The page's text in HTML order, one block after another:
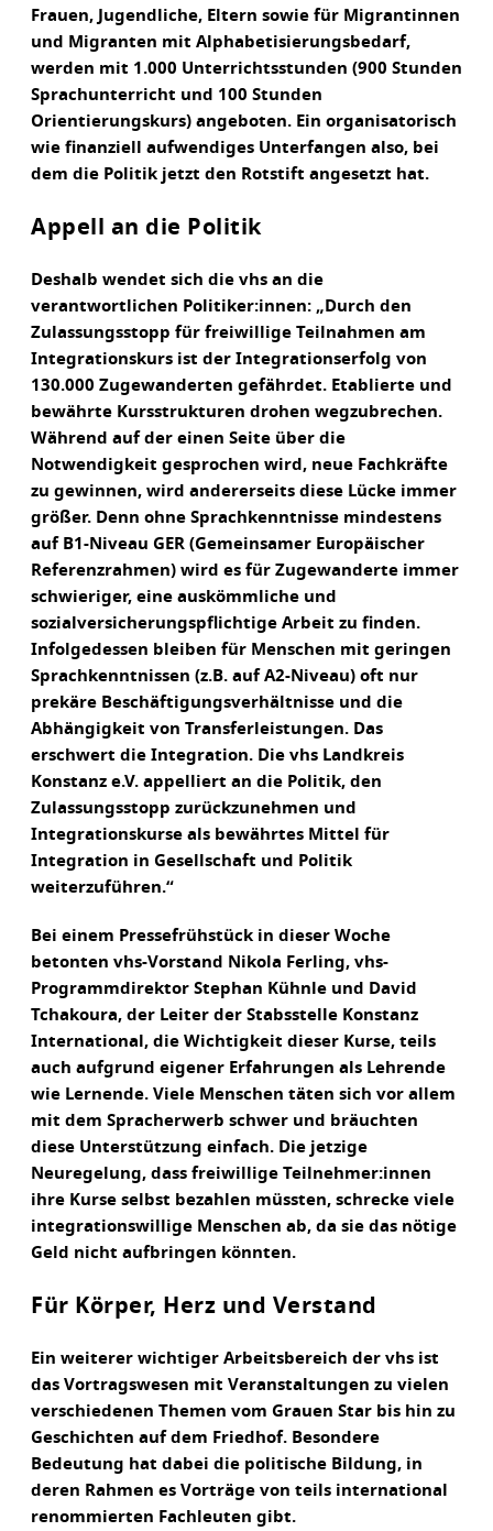
Frauen, Jugendliche, Eltern sowie für Migrantinnen
und Migranten mit Alphabetisierungsbedarf,
werden mit 1.000 Unterrichtsstunden (900 Stunden
Sprachunterricht und 100 Stunden
Orientierungskurs) angeboten. Ein organisatorisch
wie finanziell aufwendiges Unterfangen also, bei
dem die Politik jetzt den Rotstift angesetzt hat.
Appell an die Politik
Deshalb wendet sich die vhs an die
verantwortlichen Politiker:innen: „Durch den
Zulassungsstopp für freiwillige Teilnahmen am
Integrationskurs ist der Integrationserfolg von
130.000 Zugewanderten gefährdet. Etablierte und
bewährte Kursstrukturen drohen wegzubrechen.
Während auf der einen Seite über die
Notwendigkeit gesprochen wird, neue Fachkräfte
zu gewinnen, wird andererseits diese Lücke immer
größer. Denn ohne Sprachkenntnisse mindestens
auf B1-Niveau GER (Gemeinsamer Europäischer
Referenzrahmen) wird es für Zugewanderte immer
schwieriger, eine auskömmliche und
sozialversicherungspflichtige Arbeit zu finden.
Infolgedessen bleiben für Menschen mit geringen
Sprachkenntnissen (z.B. auf A2-Niveau) oft nur
prekäre Beschäftigungsverhältnisse und die
Abhängigkeit von Transferleistungen. Das
erschwert die Integration. Die vhs Landkreis
Konstanz e.V. appelliert an die Politik, den
Zulassungsstopp zurückzunehmen und
Integrationskurse als bewährtes Mittel für
Integration in Gesellschaft und Politik
weiterzuführen.“
Bei einem Pressefrühstück in dieser Woche
betonten vhs-Vorstand Nikola Ferling, vhs-
Programmdirektor Stephan Kühnle und David
Tchakoura, der Leiter der Stabsstelle Konstanz
International, die Wichtigkeit dieser Kurse, teils
auch aufgrund eigener Erfahrungen als Lehrende
wie Lernende. Viele Menschen täten sich vor allem
mit dem Spracherwerb schwer und bräuchten
diese Unterstützung einfach. Die jetzige
Neuregelung, dass freiwillige Teilnehmer:innen
ihre Kurse selbst bezahlen müssten, schrecke viele
integrationswillige Menschen ab, da sie das nötige
Geld nicht aufbringen könnten.
Für Körper, Herz und Verstand
Ein weiterer wichtiger Arbeitsbereich der vhs ist
das Vortragswesen mit Veranstaltungen zu vielen
verschiedenen Themen vom Grauen Star bis hin zu
Geschichten auf dem Friedhof. Besondere
Bedeutung hat dabei die politische Bildung, in
deren Rahmen es Vorträge von teils international
renommierten Fachleuten gibt.